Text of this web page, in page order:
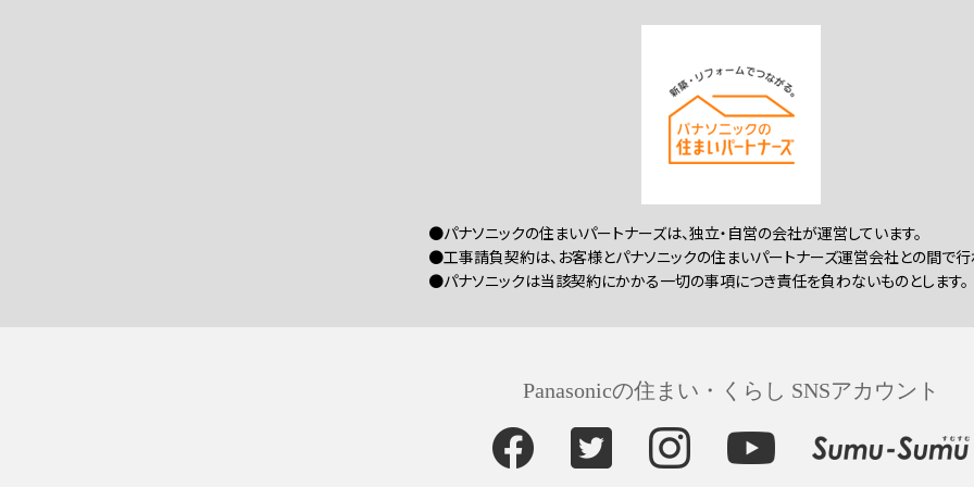
●パナソニックの住まいパートナーズは、独立・自営の会社が運営しています。
●工事請負契約は、お客様とパナソニックの住まいパートナーズ運営会社との間で行
●パナソニックは当該契約にかかる一切の事項につき責任を負わないものとします。
Panasonicの住まい・くらし SNSアカウント